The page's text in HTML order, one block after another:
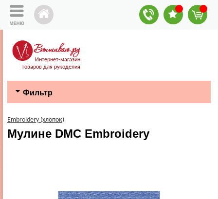
Интернет-магазин
товаров для рукоделия
Фильтр
Embroidery (хлопок)
Мулине DMC Embroidery